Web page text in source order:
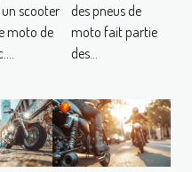
scooter
moto de
de
scooter ?
des pneus de
moto fait partie
des...